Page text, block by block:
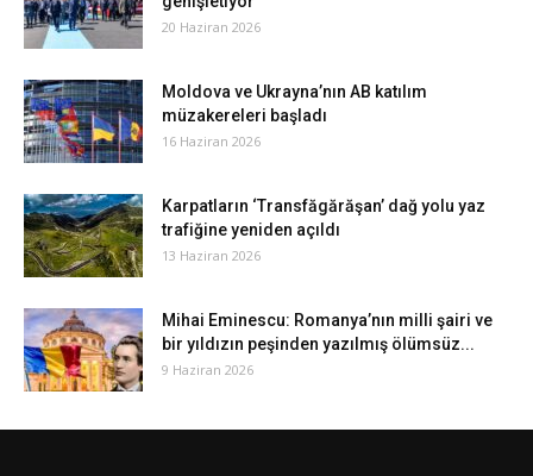
20 Haziran 2026
Moldova ve Ukrayna’nın AB katılım
müzakereleri başladı
16 Haziran 2026
Karpatların ‘Transfăgărăşan’ dağ yolu yaz
trafiğine yeniden açıldı
13 Haziran 2026
Mihai Eminescu: Romanya’nın milli şairi ve
bir yıldızın peşinden yazılmış ölümsüz...
9 Haziran 2026